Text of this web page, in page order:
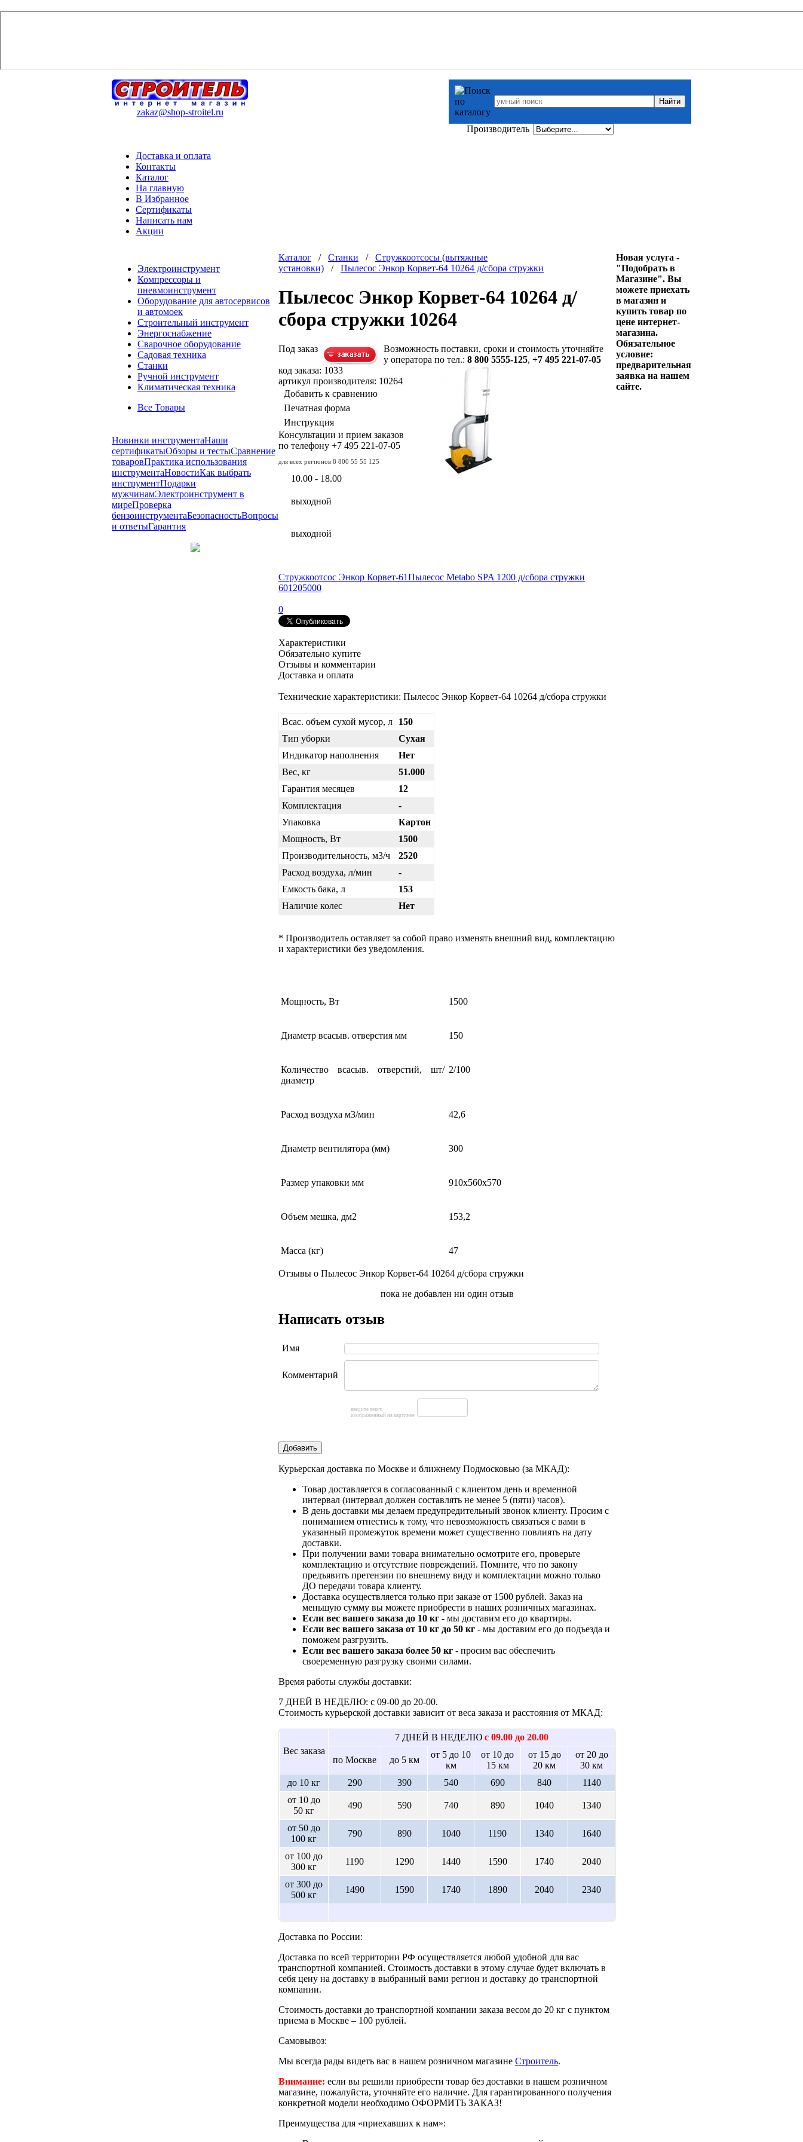
zakaz@shop-stroitel.ru
Производитель
Доставка и оплата
Контакты
Каталог
На главную
В Избранное
Сертификаты
Написать нам
Акции
Электроинструмент
Компрессоры и
пневмоинструмент
Оборудование для автосервисов
и автомоек
Строительный инструмент
Энергоснабжение
Сварочное оборудование
Садовая техника
Станки
Ручной инструмент
Климатическая техника
Все Товары
Новинки инструментаНаши
сертификатыОбзоры и тестыСравнение
товаровПрактика использования
инструментаНовостиКак выбрать
инструментПодарки
мужчинамЭлектроинструмент в
миреПроверка
бензоинструментаБезопасностьВопросы
и ответыГарантия
Каталог / Станки / Стружкоотсосы (вытяжные
установки) / Пылесос Энкор Корвет-64 10264 д/сбора стружки
Пылесос Энкор Корвет-64 10264 д/
сбора стружки 10264
Под заказ
Возможность поставки, сроки и стоимость уточняйте
у оператора по тел.: 8 800 5555-125, +7 495 221-07-05
код заказа: 1033
артикул производителя: 10264
Добавить к сравнению
Печатная форма
Инструкция
Консультации и прием заказов
по телефону +7 495 221-07-05
для всех регионов 8 800 55 55 125
10.00 - 18.00
выходной
выходной
Стружкоотсос Энкор Корвет-61Пылесос Metabo SPA 1200 д/сбора стружки
601205000
0
Характеристики
Обязательно купите
Отзывы и комментарии
Доставка и оплата
Технические характеристики: Пылесос Энкор Корвет-64 10264 д/сбора стружки
Всас. объем сухой мусор, л
150
Тип уборки
Сухая
Индикатор наполнения
Нет
Вес, кг
51.000
Гарантия месяцев
12
Комплектация
-
Упаковка
Картон
Мощность, Вт
1500
Производительность, м3/ч
2520
Расход воздуха, л/мин
-
Емкость бака, л
153
Наличие колес
Нет
* Производитель оставляет за собой право изменять внешний вид, комплектацию
и характеристики без уведомления.
Мощность, Вт 1500
Диаметр всасыв. отверстия мм 150
Количество всасыв. отверстий, шт/
диаметр
2/100
Расход воздуха м3/мин 42,6
Диаметр вентилятора (мм) 300
Размер упаковки мм 910х560х570
Объем мешка, дм2 153,2
Масса (кг) 47
Отзывы о Пылесос Энкор Корвет-64 10264 д/сбора стружки
пока не добавлен ни один отзыв
Написать отзыв
Имя
Комментарий
введите текст,
изображенный на картинке
Добавить
Курьерская доставка по Москве и ближнему Подмосковью (за МКАД):
Товар доставляется в согласованный с клиентом день и временной
интервал (интервал должен составлять не менее 5 (пяти) часов).
В день доставки мы делаем предупредительный звонок клиенту. Просим с
пониманием отнестись к тому, что невозможность связаться с вами в
указанный промежуток времени может существенно повлиять на дату
доставки.
При получении вами товара внимательно осмотрите его, проверьте
комплектацию и отсутствие повреждений. Помните, что по закону
предъявить претензии по внешнему виду и комплектации можно только
ДО передачи товара клиенту.
Доставка осуществляется только при заказе от 1500 рублей. Заказ на
меньшую сумму вы можете приобрести в наших розничных магазинах.
Если вес вашего заказа до 10 кг - мы доставим его до квартиры.
Если вес вашего заказа от 10 кг до 50 кг - мы доставим его до подъезда и
поможем разгрузить.
Если вес вашего заказа более 50 кг - просим вас обеспечить
своеременную разгрузку своими силами.
Время работы службы доставки:
7 ДНЕЙ В НЕДЕЛЮ: с 09-00 до 20-00.
Стоимость курьерской доставки зависит от веса заказа и расстояния от МКАД:
Вес заказа
7 ДНЕЙ В НЕДЕЛЮ с 09.00 до 20.00
по Москве до 5 км
от 5 до 10
км
от 10 до
15 км
от 15 до
20 км
от 20 до
30 км
до 10 кг
290 390 540 690 840
1140
от 10 до
50 кг
490 590 740 890 1040 1340
от 50 до
100 кг
790 890 1040 1190 1340 1640
от 100 до
300 кг
1190 1290 1440 1590 1740 2040
от 300 до
500 кг
1490 1590 1740 1890 2040 2340
Доставка по России:
Доставка по всей территории РФ осуществляется любой удобной для вас
транспортной компанией. Стоимость доставки в этому случае будет включать в
себя цену на доставку в выбранный вами регион и доставку до транспортной
компании.
Стоимость доставки до транспортной компании заказа весом до 20 кг с пунктом
приема в Москве – 100 рублей.
Самовывоз:
Мы всегда рады видеть вас в нашем розничном магазине Строитель.
Внимание: если вы решили приобрести товар без доставки в нашем розничном
магазине, пожалуйста, уточняйте его наличие. Для гарантированного получения
конкретной модели необходимо ОФОРМИТЬ ЗАКАЗ!
Преимущества для «приехавших к нам»:
Новая услуга -
"Подобрать в
Магазине". Вы
можете приехать
в магазин и
купить товар по
цене интернет-
магазина.
Обязательное
условие:
предварительная
заявка на нашем
сайте.